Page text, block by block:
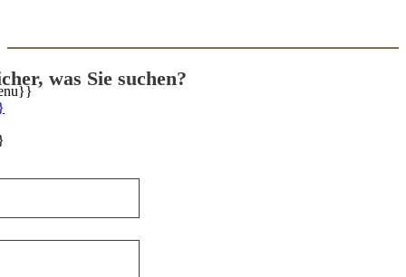
was Sie suchen?